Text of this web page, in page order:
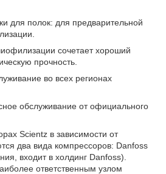
для полок: для предварительной
сочетает хороший
прочность.
во всех регионах
обслуживание от официального
Scientz в зависимости от
два вида компрессоров: Danfoss
входит в холдинг Danfoss).
ответственным узлом